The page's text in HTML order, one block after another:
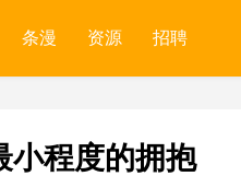
条漫 资源 招聘
小程度的拥抱